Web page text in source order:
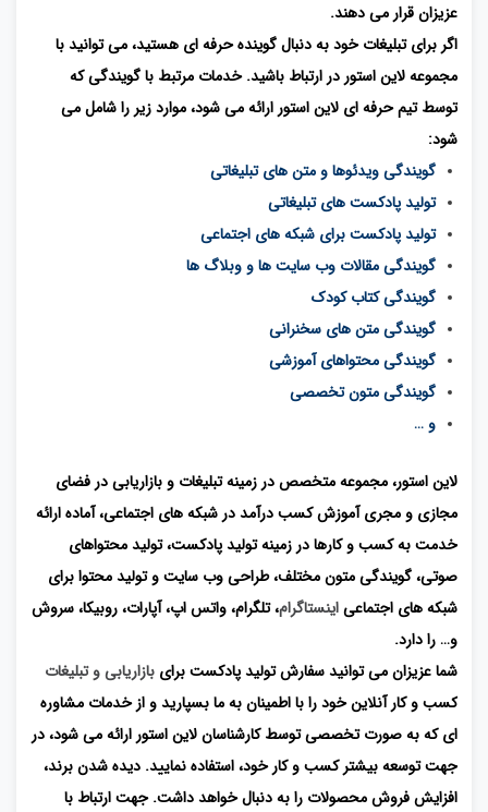
عزیزان قرار می دهند.
اگر برای تبلیغات خود به دنبال گوینده حرفه ای هستید، می توانید با
مجموعه لاین استور در ارتباط باشید. خدمات مرتبط با گویندگی که
توسط تیم حرفه ای لاین استور ارائه می شود، موارد زیر را شامل می
شود:
گویندگی ویدئوها و متن های تبلیغاتی
تولید پادکست های تبلیغاتی
تولید پادکست برای شبکه های اجتماعی
گویندگی مقالات وب سایت ها و وبلاگ ها
گویندگی کتاب کودک
گویندگی متن های سخنرانی
گویندگی محتواهای آموزشی
گویندگی متون تخصصی
و …
لاین استور، مجموعه متخصص در زمینه تبلیغات و بازاریابی در فضای
مجازی و مجری آموزش کسب درآمد در شبکه های اجتماعی، آماده ارائه
خدمت به کسب و کارها در زمینه تولید پادکست، تولید محتواهای
صوتی، گویندگی متون مختلف، طراحی وب سایت و تولید محتوا برای
شبکه های اجتماعیاینستاگرام، تلگرام، واتس اپ، آپارات، روبیکا، سروش
و… را دارد.
شما عزیزان می توانید سفارش تولید پادکست برای بازاریابی و تبلیغات
کسب و کار آنلاین خود را با اطمینان به ما بسپارید و از خدمات مشاوره
ای که به صورت تخصصی توسط کارشناسان لاین استور ارائه می شود، در
جهت توسعه بیشتر کسب و کار خود، استفاده نمایید. دیده شدن برند،
افزایش فروش محصولات را به دنبال خواهد داشت. جهت ارتباط با